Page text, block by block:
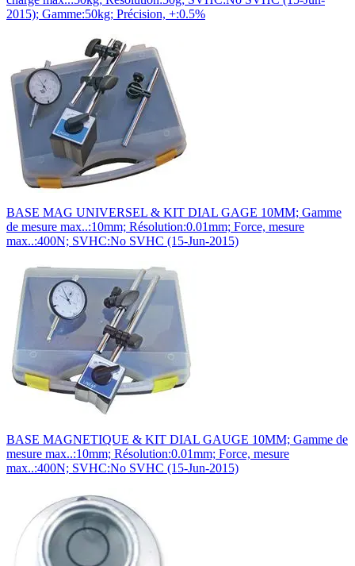
2015); Gamme:50kg; Précision, +:0.5%
BASE MAG UNIVERSEL & KIT DIAL GAGE 10MM; Gamme
de mesure max..:10mm; Résolution:0.01mm; Force, mesure
max..:400N; SVHC:No SVHC (15-Jun-2015)
BASE MAGNETIQUE & KIT DIAL GAUGE 10MM; Gamme de
mesure max..:10mm; Résolution:0.01mm; Force, mesure
max..:400N; SVHC:No SVHC (15-Jun-2015)